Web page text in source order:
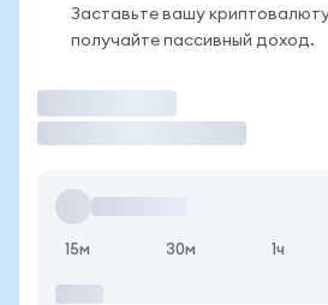
Заставьте вашу
получайте пассивный доход.
15м 30м 1ч